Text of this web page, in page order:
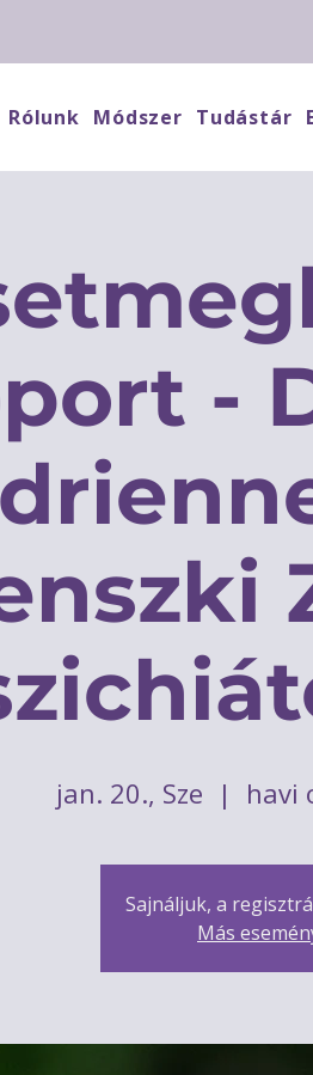
Rólunk Módszer Tudástár
-
jan. 20., Sze
  |
havi
Sajnáljuk, a
Más